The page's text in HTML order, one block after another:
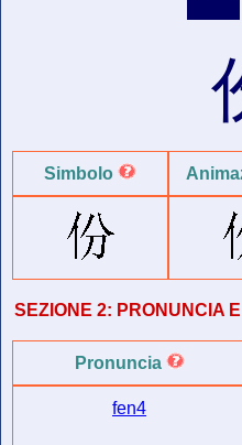
Simbolo
SEZIONE 2: PRONUNCIA
Pronuncia
fen4